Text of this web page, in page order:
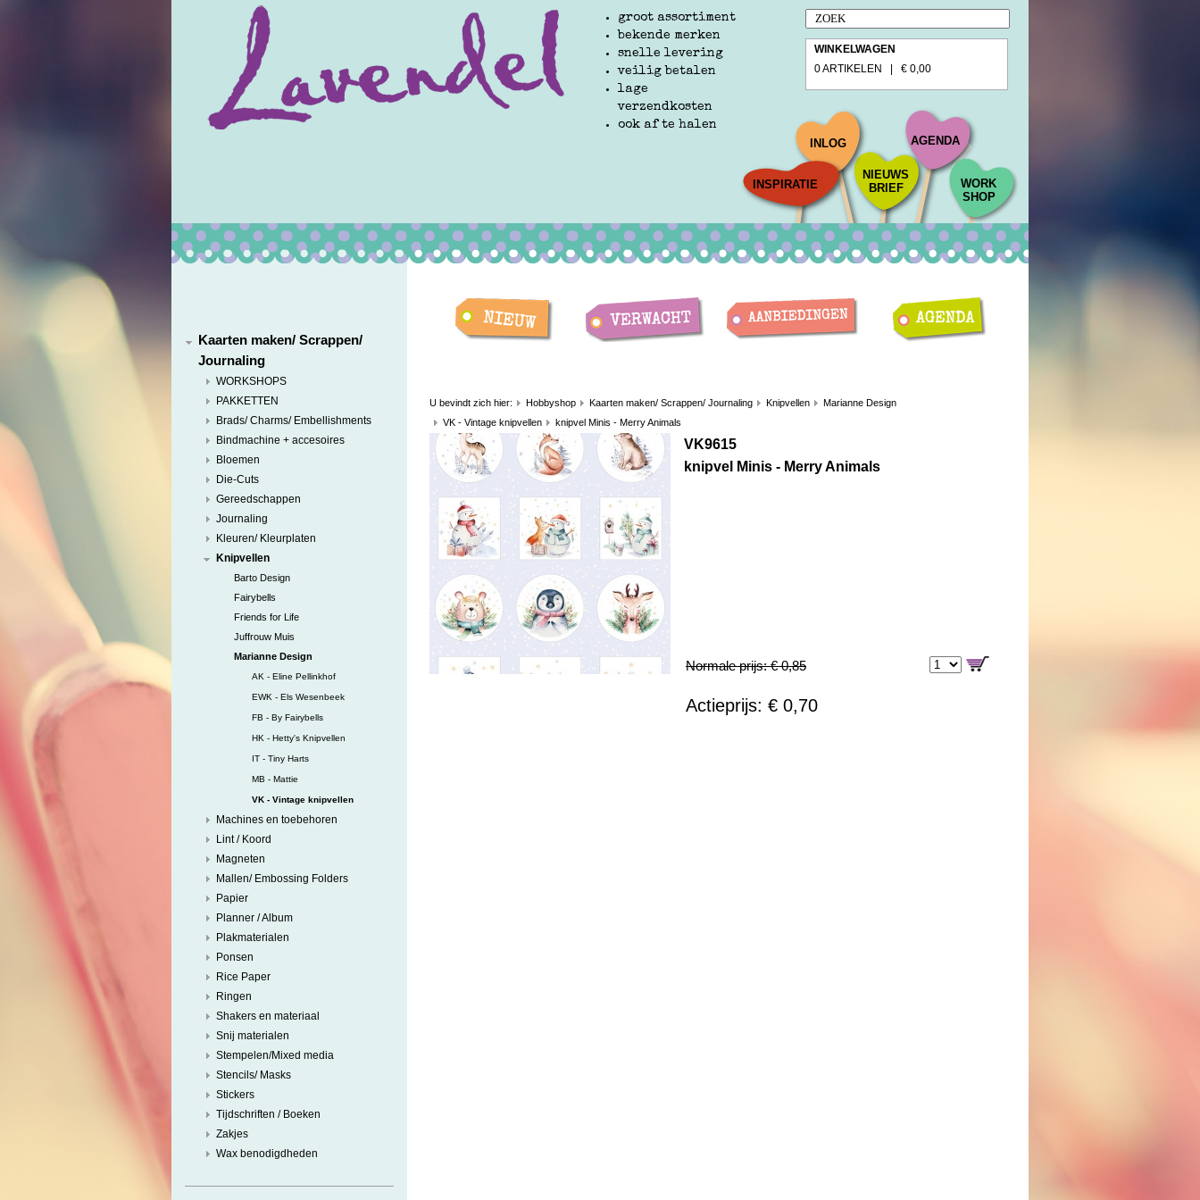
groot assortiment
bekende merken
snelle levering
veilig betalen
lage
verzendkosten
ook af te halen
WINKELWAGEN
0 ARTIKELEN | € 0,00
INSPIRATIE
INLOG
NIEUWS
BRIEF
AGENDA
WORK
SHOP
Kaarten maken/ Scrappen/
Journaling
WORKSHOPS
PAKKETTEN
Brads/ Charms/ Embellishments
Bindmachine + accesoires
Bloemen
Die-Cuts
Gereedschappen
Journaling
Kleuren/ Kleurplaten
Knipvellen
Barto Design
Fairybells
Friends for Life
Juffrouw Muis
Marianne Design
AK - Eline Pellinkhof
EWK - Els Wesenbeek
FB - By Fairybells
HK - Hetty's Knipvellen
IT - Tiny Harts
MB - Mattie
VK - Vintage knipvellen
Machines en toebehoren
Lint / Koord
Magneten
Mallen/ Embossing Folders
Papier
Planner / Album
Plakmaterialen
Ponsen
Rice Paper
Ringen
Shakers en materiaal
Snij materialen
Stempelen/Mixed media
Stencils/ Masks
Stickers
Tijdschriften / Boeken
Zakjes
Wax benodigdheden
U bevindt zich hier: Hobbyshop Kaarten maken/ Scrappen/ Journaling Knipvellen
Marianne Design
VK - Vintage knipvellen
knipvel Minis - Merry Animals
VK9615
knipvel Minis - Merry Animals
Normale prijs: € 0,85
Actieprijs: € 0,70